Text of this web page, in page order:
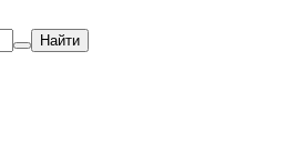
Найти